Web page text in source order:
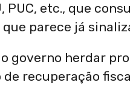
PUC, etc., que
parece já
governo herdar
recuperação